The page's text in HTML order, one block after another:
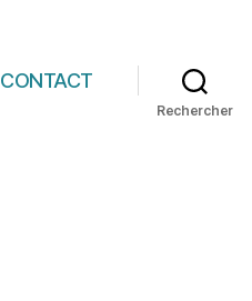
CONTACT
Rechercher